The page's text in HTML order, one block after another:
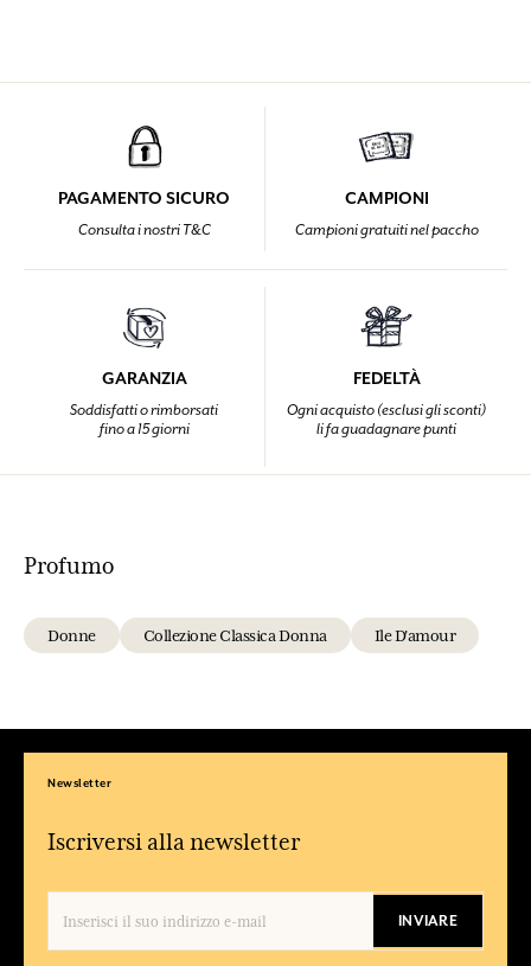
PAGAMENTO SICURO
Consulta i nostri T&C
CAMPIONI
Campioni gratuiti nel paccho
GARANZIA
Soddisfatti o rimborsati
fino a 15 giorni
FEDELTÀ
Ogni acquisto (esclusi gli sconti)
li fa guadagnare punti
Profumo
Donne Collezione Classica Donna Ile D'amour
Newsletter
Iscriversi alla newsletter
INVIARE